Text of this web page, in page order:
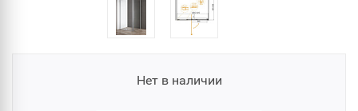
Нет в наличии